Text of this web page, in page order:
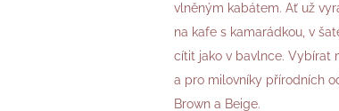
vlněným kabátem. Ať už
na kafe s kamarádkou, v
cítit jako v bavlnce. Vybírat
a pro milovníky přírodních
Brown a Beige.